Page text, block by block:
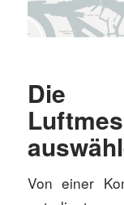
Die
Von einer